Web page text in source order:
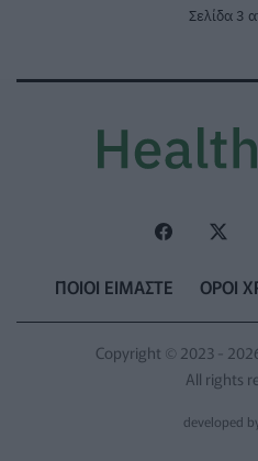
Σελίδα 3
ΠΟΙΟΙ ΕΙΜΑΣΤΕ ΟΡΟΙ
Copyright © 2023 -
All rights
developed